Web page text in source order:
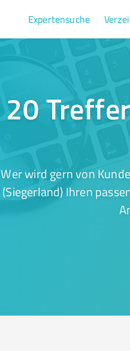
Expertensuche
20
Wer wird gern von
(Siegerland) Ihren